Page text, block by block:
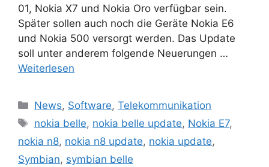
01, Nokia X7 und Nokia Oro verfügbar sein.
Später sollen auch noch die Geräte Nokia E6
und Nokia 500 versorgt werden. Das Update
soll unter anderem folgende Neuerungen …
Weiterlesen
Kategorien
News, Software,Telekommunikation
Schlagwörter
nokia belle, nokia belle update, Nokia E7,
nokia n8, nokia n8 update, nokia update,
Symbian, symbian belle